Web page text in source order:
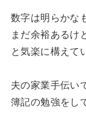
数字は明らかな
まだ余裕あるけ
と気楽に構えて
夫の家業手伝い
簿記の勉強をし